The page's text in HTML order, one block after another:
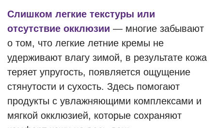
Слишком легкие текстуры или
отсутствие окклюзии — многие забывают
о том, что легкие летние кремы не
удерживают влагу зимой, в результате кожа
теряет упругость, появляется ощущение
стянутости и сухость. Здесь помогают
продукты с увлажняющими комплексами и
мягкой окклюзией, которые сохраняют